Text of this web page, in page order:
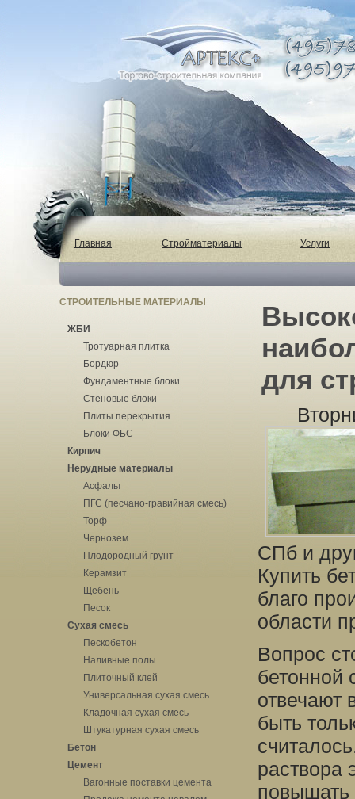
Главная Стройматериалы Услуги
СТРОИТЕЛЬНЫЕ МАТЕРИАЛЫ
ЖБИ
Тротуарная плитка
Бордюр
Фундаментные блоки
Стеновые блоки
Плиты перекрытия
Блоки ФБС
Кирпич
Нерудные материалы
Асфальт
ПГС (песчано-гравийная смесь)
Торф
Чернозем
Плодородный грунт
Керамзит
Щебень
Песок
Сухая смесь
Пескобетон
Наливные полы
Плиточный клей
Универсальная сухая смесь
Кладочная сухая смесь
Штукатурная сухая смесь
Бетон
Цемент
Вагонные поставки цемента
для
СПб и
Купить
благо
области
Вопрос
бетонной
отвечают
быть
раствора
повышать